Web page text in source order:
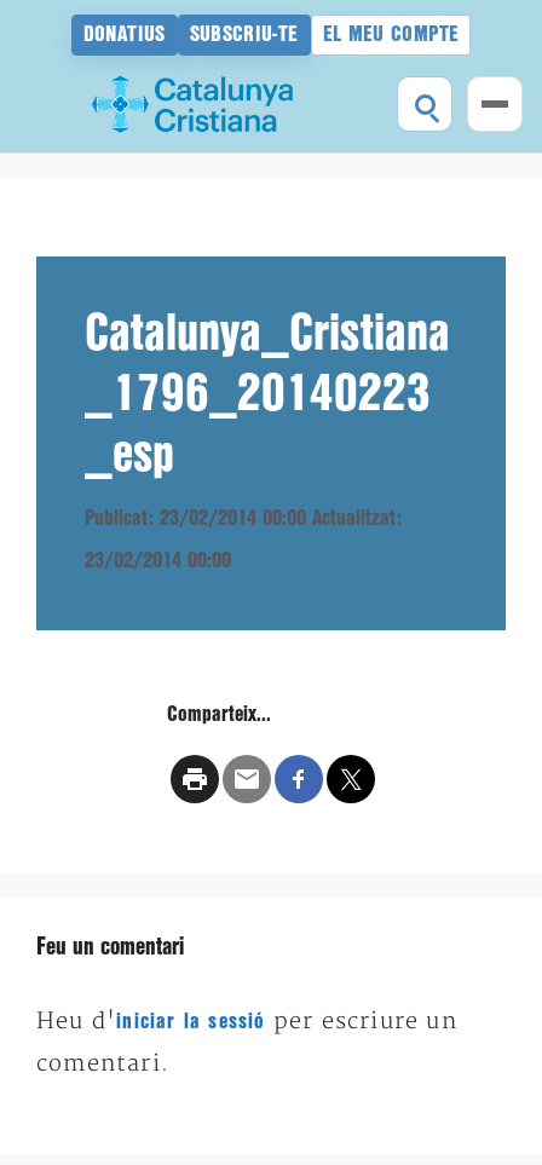
DONATIUS SUBSCRIU-TE EL MEU COMPTE
Catalunya_Cristiana
_1796_20140223
_esp
Publicat: 23/02/2014 00:00 Actualitzat:
23/02/2014 00:00
Comparteix...
Feu un comentari
Heu d'iniciar la sessió
per escriure un
comentari.